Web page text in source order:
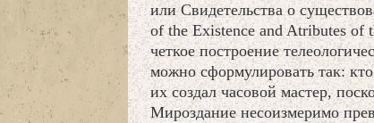
или Свидетельства о
of the Existence and Atributes of
четкое построение
можно сформулировать так:
их создал часовой мастер,
Мироздание несоизмеримо